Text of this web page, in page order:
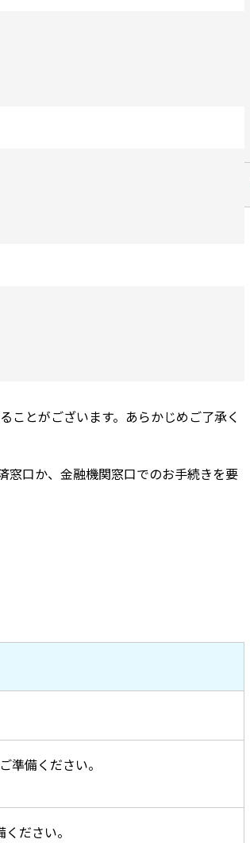
とがございます。あらかじめご了承く
窓口か、金融機関窓口でのお手続きを要
準備ください。
ださい。